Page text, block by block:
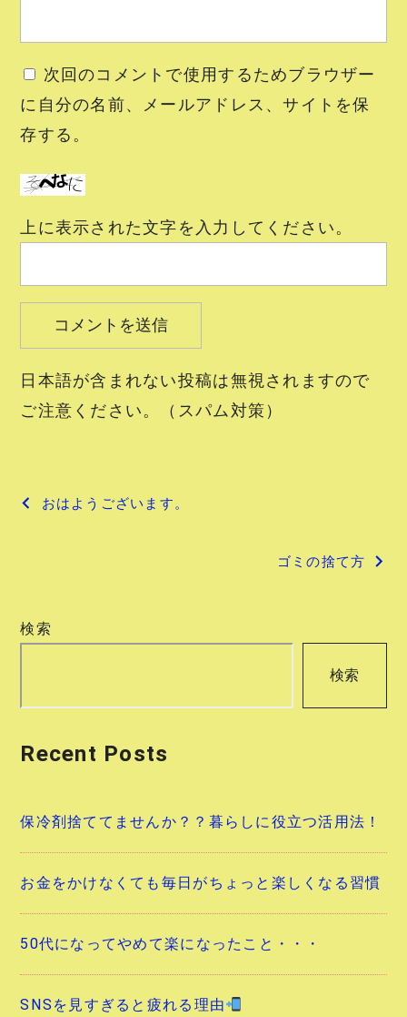
次回のコメントで使用するためブラウザー
に自分の名前、メールアドレス、サイトを保
存する。
上に表示された文字を入力してください。
日本語が含まれない投稿は無視されますので
ご注意ください。（スパム対策）
投
ゲ
ョ
おはようございます。
ゴミの捨て方
検索
検索
Recent Posts
保冷剤捨ててませんか？？暮らしに役立つ活用法！
お金をかけなくても毎日がちょっと楽しくなる習慣
50代になってやめて楽になったこと・・・
SNSを見すぎると疲れる理由